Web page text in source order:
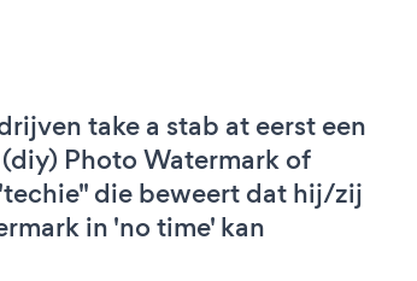
take a stab at eerst een
Photo Watermark of
die beweert dat hij/zij
in 'no time' kan